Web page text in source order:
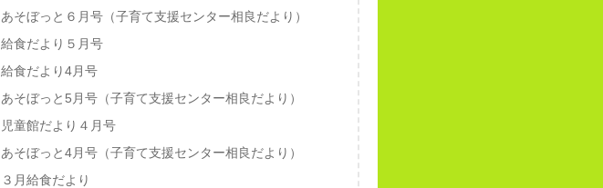
あそぼっと６月号（子育て支援センター相良だより）
給食だより５月号
給食だより4月号
あそぼっと5月号（子育て支援センター相良だより）
児童館だより４月号
あそぼっと4月号（子育て支援センター相良だより）
３月給食だより